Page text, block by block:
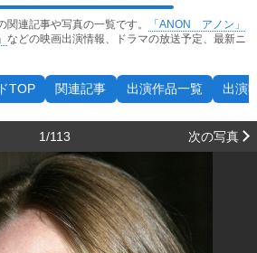
関連記事や写真の一覧です。
「ANON アノン」
などの映画出演情報、ドラマの放送予定、最新ニ
TOP 関連記事 出演作品一覧 出演
1/113 次の写真